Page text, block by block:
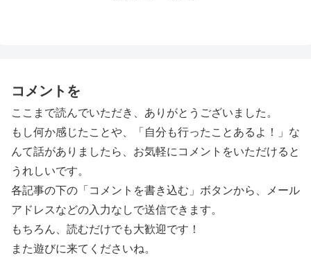
コメントを
ここまで読んでいただき、ありがとうございました。
もし何か感じたことや、「自分も行ったことあるよ！」な
んて話がありましたら、お気軽にコメントをいただけると
うれしいです。
各記事の下の「コメントを書き込む」ボタンから、メール
アドレスなどの入力なしで送信できます。
もちろん、読むだけでも大歓迎です！
また遊びに来てくださいね。